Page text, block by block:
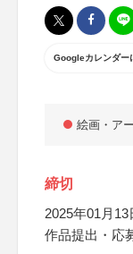
Googleカレンダー
絵画・ア
締切
2025年01月13
作品提出・応